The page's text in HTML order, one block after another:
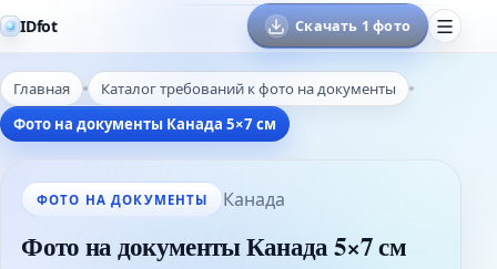
IDfot Скачать 1 фото
Главная
Каталог требований к фото на документы
Фото на документы Канада 5×7 см
ФОТО НА ДОКУМЕНТЫ Канада
Фото на документы Канада 5×7 см